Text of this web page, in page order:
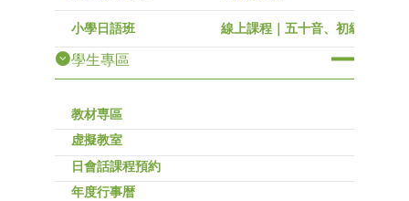
小學日語班 線上課程｜五十音、初級～高級
學生專區
教材専區
虚擬教室
日會話課程預約
年度行事暦